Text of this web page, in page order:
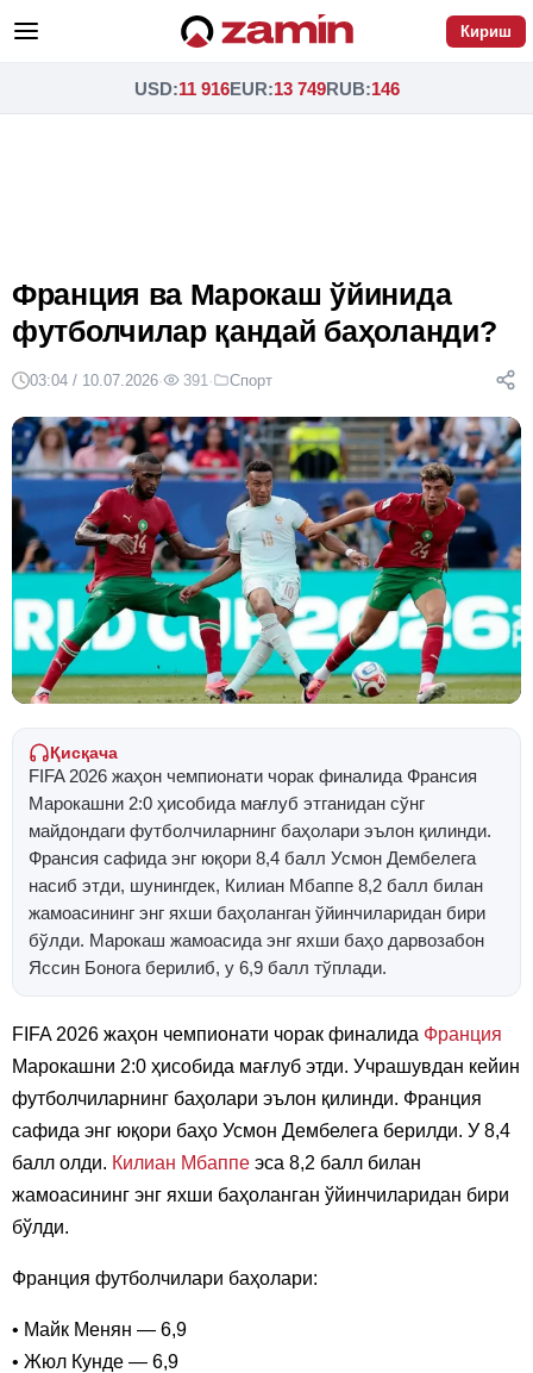
Кириш
USD:11 916EUR:13 749RUB:146
Франция ва Марокаш ўйинида
футболчилар қандай баҳоланди?
03:04 / 10.07.2026· 391 · Спорт
Қисқача
FIFA 2026 жаҳон чемпионати чорак финалида Франсия
Марокашни 2:0 ҳисобида мағлуб этганидан сўнг
майдондаги футболчиларнинг баҳолари эълон қилинди.
Франсия сафида энг юқори 8,4 балл Усмон Дембелега
насиб этди, шунингдек, Килиан Мбаппе 8,2 балл билан
жамоасининг энг яхши баҳоланган ўйинчиларидан бири
бўлди. Марокаш жамоасида энг яхши баҳо дарвозабон
Яссин Бонога берилиб, у 6,9 балл тўплади.
FIFA 2026 жаҳон чемпионати чорак финалида Франция
Марокашни 2:0 ҳисобида мағлуб этди. Учрашувдан кейин
футболчиларнинг баҳолари эълон қилинди. Франция
сафида энг юқори баҳо Усмон Дембелега берилди. У 8,4
балл олди. Килиан Мбаппе эса 8,2 балл билан
жамоасининг энг яхши баҳоланган ўйинчиларидан бири
бўлди.
Франция футболчилари баҳолари:
• Майк Менян — 6,9
• Жюл Кунде — 6,9